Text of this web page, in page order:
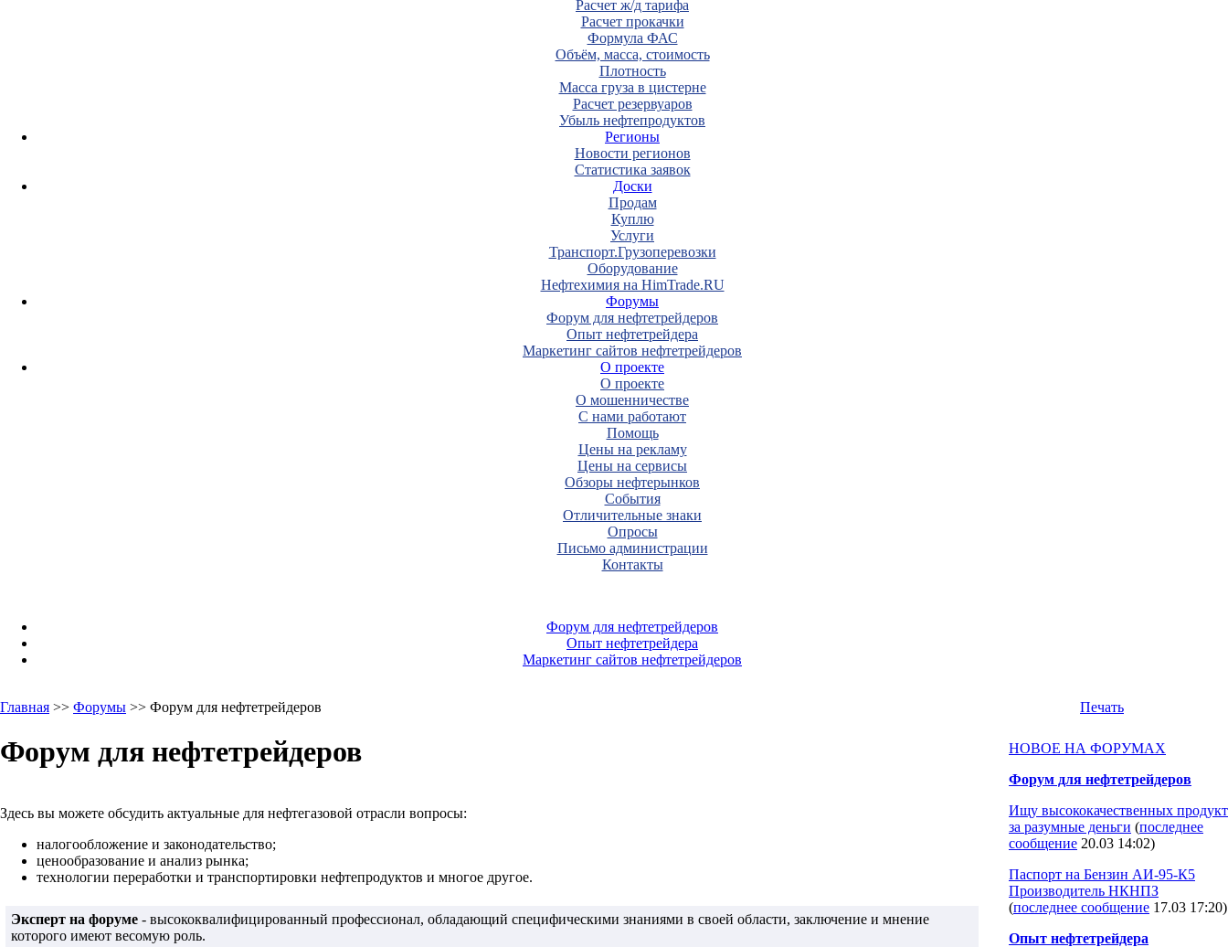
Расчет ж/д тарифа
Расчет прокачки
Формула ФАС
Объём, масса, стоимость
Плотность
Масса груза в цистерне
Расчет резервуаров
Убыль нефтепродуктов
Регионы
Новости регионов
Статистика заявок
Доски
Продам
Куплю
Услуги
Транспорт.Грузоперевозки
Оборудование
Нефтехимия на HimTrade.RU
Форумы
Форум для нефтетрейдеров
Опыт нефтетрейдера
Маркетинг сайтов нефтетрейдеров
О проекте
О проекте
О мошенничестве
С нами работают
Помощь
Цены на рекламу
Цены на сервисы
Обзоры нефтерынков
События
Отличительные знаки
Опросы
Письмо администрации
Контакты
Форум для нефтетрейдеров
Опыт нефтетрейдера
Маркетинг сайтов нефтетрейдеров
Главная >> Форумы >> Форум для нефтетрейдеров Печать
Форум для нефтетрейдеров
Здесь вы можете обсудить актуальные для нефтегазовой отрасли вопросы:
налогообложение и законодательство;
ценообразование и анализ рынка;
технологии переработки и транспортировки нефтепродуктов и многое другое.
Эксперт на форуме - высококвалифицированный профессионал, обладающий специфическими знаниями в своей области, заключение и мнение
которого имеют весомую роль.
НОВОЕ НА ФОРУМАХ
Форум для нефтетрейдеров
Ищу высококачественных продукт
за разумные деньги (последнее
сообщение 20.03 14:02)
Паспорт на Бензин АИ-95-К5
Производитель НКНПЗ
(последнее сообщение 17.03 17:20)
Опыт нефтетрейдера